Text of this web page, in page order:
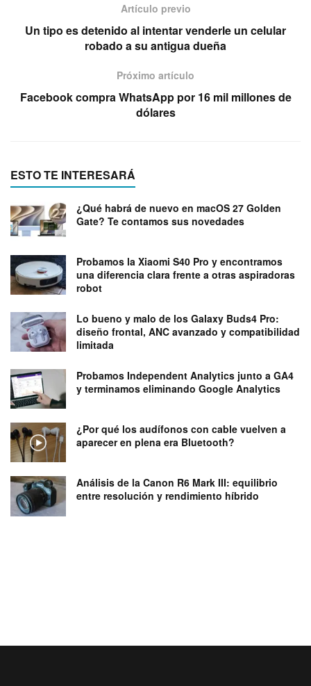
Artículo previo
Un tipo es detenido al intentar venderle un celular
robado a su antigua dueña
Próximo artículo
Facebook compra WhatsApp por 16 mil millones de
dólares
ESTO TE INTERESARÁ
¿Qué habrá de nuevo en macOS 27 Golden
Gate? Te contamos sus novedades
Probamos la Xiaomi S40 Pro y encontramos
una diferencia clara frente a otras aspiradoras
robot
Lo bueno y malo de los Galaxy Buds4 Pro:
diseño frontal, ANC avanzado y compatibilidad
limitada
Probamos Independent Analytics junto a GA4
y terminamos eliminando Google Analytics
¿Por qué los audífonos con cable vuelven a
aparecer en plena era Bluetooth?
Análisis de la Canon R6 Mark III: equilibrio
entre resolución y rendimiento híbrido